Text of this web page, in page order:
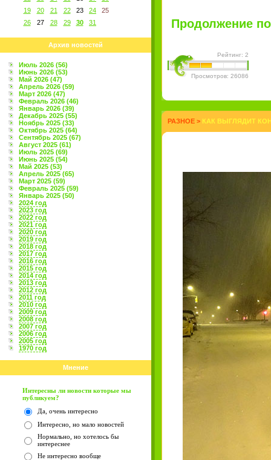
19
20 21 22 23 24
25
26
27 28 29 30 31
Архив новостей
Июль 2026 (56)
Июнь 2026 (53)
Май 2026 (47)
Апрель 2026 (59)
Март 2026 (47)
Февраль 2026 (46)
Январь 2026 (39)
Декабрь 2025 (55)
Ноябрь 2025 (33)
Октябрь 2025 (64)
Сентябрь 2025 (67)
Август 2025 (61)
Июль 2025 (69)
Июнь 2025 (54)
Май 2025 (53)
Апрель 2025 (65)
Март 2025 (59)
Февраль 2025 (59)
Январь 2025 (50)
2024 год
2023 год
2022 год
2021 год
2020 год
2019 год
2018 год
2017 год
2016 год
2015 год
2014 год
2013 год
2012 год
2011 год
2010 год
2009 год
2008 год
2007 год
2006 год
2005 год
1970 год
Мнение
Интересны ли новости которые мы
публикуем?
Да, очень интересно
Интересно, но мало новостей
Нормально, но хотелось бы
интереснее
Не интересно вообще
Продолжение
Рейтинг: 2
Просмотров: 26086
РАЗНОЕ > КАК ВЫГЛЯДИТ